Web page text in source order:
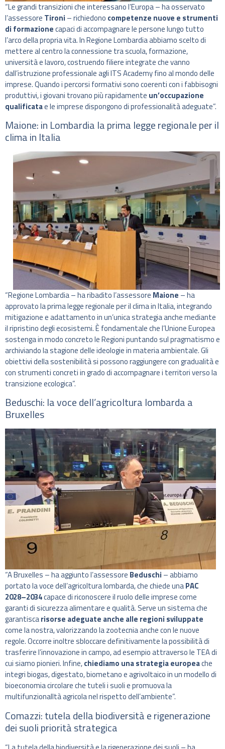
“Le grandi transizioni che interessano l’Europa – ha osservato
l’assessore Tironi – richiedono competenze nuove e strumenti
di formazionecapaci di accompagnare le persone lungo tutto
l’arco della propria vita. In Regione Lombardia abbiamo scelto di
mettere al centro la connessione tra scuola, formazione,
università e lavoro, costruendo filiere integrate che vanno
dall’istruzione professionale agli ITS Academy fino al mondo delle
imprese. Quando i percorsi formativi sono coerenti con i fabbisogni
produttivi, i giovani trovano più rapidamente un’occupazione
qualificatae le imprese dispongono di professionalità adeguate”.
Maione: in Lombardia la prima legge regionale per il
clima in Italia
“Regione Lombardia – ha ribadito l’assessore Maione – ha
approvato la prima legge regionale per il clima in Italia, integrando
mitigazione e adattamento in un’unica strategia anche mediante
il ripristino degli ecosistemi. È fondamentale che l’Unione Europea
sostenga in modo concreto le Regioni puntando sul pragmatismo e
archiviando la stagione delle ideologie in materia ambientale. Gli
obiettivi della sostenibilità si possono raggiungere con gradualità e
con strumenti concreti in grado di accompagnare i territori verso la
transizione ecologica”.
Beduschi: la voce dell’agricoltura lombarda a
Bruxelles
“A Bruxelles – ha aggiunto l’assessore Beduschi – abbiamo
portato la voce dell’agricoltura lombarda, che chiede unaPAC
2028–2034capace di riconoscere il ruolo delle imprese come
garanti di sicurezza alimentare e qualità. Serve un sistema che
garantiscarisorse adeguate anche alle regioni sviluppate
come la nostra, valorizzando la zootecnia anche con le nuove
regole. Occorre inoltre sbloccare definitivamente la possibilità di
trasferire l’innovazione in campo, ad esempio attraverso le TEA di
cui siamo pionieri. Infine,chiediamo una strategia europeache
integri biogas, digestato, biometano e agrivoltaico in un modello di
bioeconomia circolare che tuteli i suoli e promuova la
multifunzionalltà agricola nel rispetto dell’ambiente”.
Comazzi: tutela della biodiversità e rigenerazione
dei suoli priorità strategica